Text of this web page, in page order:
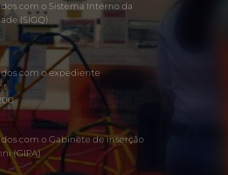
com o Sistema Interno da
(SIGQ)
com o expediente
com o Gabinete de inserção
(GIPA)